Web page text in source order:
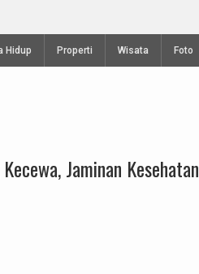
Hidup Properti Wisata Foto
Jaminan Kesehatan